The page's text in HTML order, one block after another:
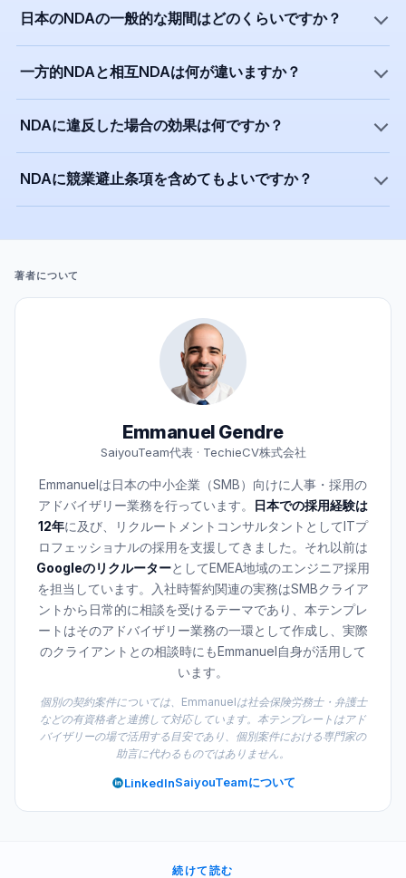
日本のNDAの一般的な期間はどのくらいですか？
一方的NDAと相互NDAは何が違いますか？
NDAに違反した場合の効果は何ですか？
NDAに競業避止条項を含めてもよいですか？
著者について
Emmanuel Gendre
SaiyouTeam代表 · TechieCV株式会社
Emmanuelは日本の中小企業（SMB）向けに人事・採用の
アドバイザリー業務を行っています。
日本での採用経験は
12年に及び、リクルートメントコンサルタントとしてITプ
ロフェッショナルの採用を支援してきました。それ以前は
GoogleのリクルーターとしてEMEA地域のエンジニア採用
を担当しています。入社時誓約関連の実務はSMBクライア
ントから日常的に相談を受けるテーマであり、本テンプレ
ートはそのアドバイザリー業務の一環として作成し、実際
のクライアントとの相談時にもEmmanuel自身が活用して
います。
個別の契約案件については、Emmanuelは社会保険労務士・弁護士
などの有資格者と連携して対応しています。本テンプレートはアド
バイザリーの場で活用する目安であり、個別案件における専門家の
助言に代わるものではありません。
LinkedInSaiyouTeamについて
続けて読む